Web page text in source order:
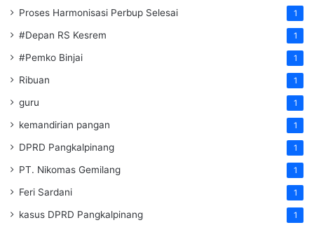
Proses Harmonisasi Perbup Selesai 1
#Depan RS Kesrem 1
#Pemko Binjai 1
Ribuan 1
guru 1
kemandirian pangan 1
DPRD Pangkalpinang 1
PT. Nikomas Gemilang 1
Feri Sardani 1
kasus DPRD Pangkalpinang 1